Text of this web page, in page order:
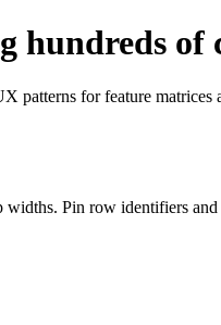
hundreds of
patterns for feature matrices
Pin row identifiers